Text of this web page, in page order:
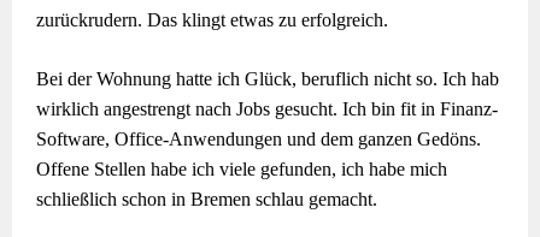
zurückrudern. Das klingt etwas zu erfolgreich.
Bei der Wohnung hatte ich Glück, beruflich nicht so. Ich hab
wirklich angestrengt nach Jobs gesucht. Ich bin fit in Finanz-
Software, Office-Anwendungen und dem ganzen Gedöns.
Offene Stellen habe ich viele gefunden, ich habe mich
schließlich schon in Bremen schlau gemacht.